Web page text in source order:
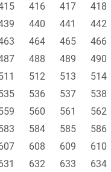
416 417 418
440 441 442
464 465 466
488 489 490
512 513 514
536 537 538
560 561 562
584 585 586
608 609 610
632 633 634